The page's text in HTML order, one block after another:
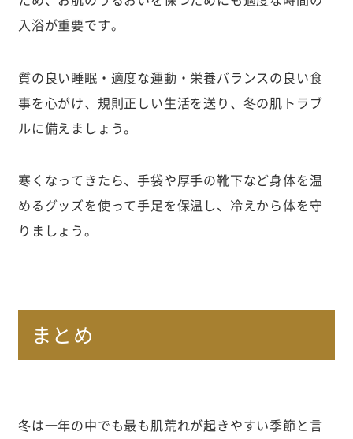
入浴が重要です。
質の良い睡眠・適度な運動・栄養バランスの良い食
事を心がけ、規則正しい生活を送り、冬の肌トラブ
ルに備えましょう。
寒くなってきたら、手袋や厚手の靴下など身体を温
めるグッズを使って手足を保温し、冷えから体を守
りましょう。
まとめ
冬は一年の中でも最も肌荒れが起きやすい季節と言